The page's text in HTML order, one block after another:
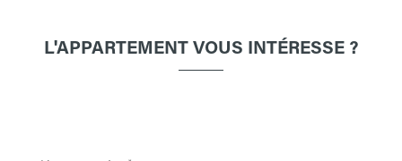
L'APPARTEMENT VOUS INTÉRESSE ?